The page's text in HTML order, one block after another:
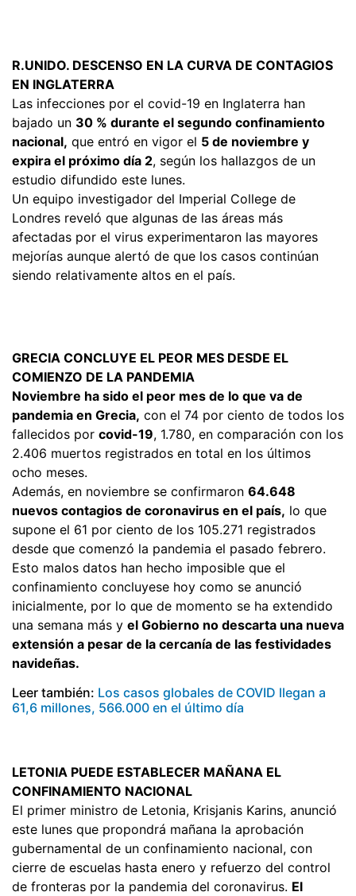
R.UNIDO. DESCENSO EN LA CURVA DE CONTAGIOS
EN INGLATERRA
Las infecciones por el covid-19 en Inglaterra han
bajado un 30 % durante el segundo confinamiento
nacional, que entró en vigor el 5 de noviembre y
expira el próximo día 2, según los hallazgos de un
estudio difundido este lunes.
Un equipo investigador del Imperial College de
Londres reveló que algunas de las áreas más
afectadas por el virus experimentaron las mayores
mejorías aunque alertó de que los casos continúan
siendo relativamente altos en el país.
GRECIA CONCLUYE EL PEOR MES DESDE EL
COMIENZO DE LA PANDEMIA
Noviembre ha sido el peor mes de lo que va de
pandemia en Grecia, con el 74 por ciento de todos los
fallecidos por covid-19, 1.780, en comparación con los
2.406 muertos registrados en total en los últimos
ocho meses.
Además, en noviembre se confirmaron 64.648
nuevos contagios de coronavirus en el país, lo que
supone el 61 por ciento de los 105.271 registrados
desde que comenzó la pandemia el pasado febrero.
Esto malos datos han hecho imposible que el
confinamiento concluyese hoy como se anunció
inicialmente, por lo que de momento se ha extendido
una semana más y el Gobierno no descarta una nueva
extensión a pesar de la cercanía de las festividades
navideñas.
Leer también: Los casos globales de COVID llegan a
61,6 millones, 566.000 en el último día
LETONIA PUEDE ESTABLECER MAÑANA EL
CONFINAMIENTO NACIONAL
El primer ministro de Letonia, Krisjanis Karins, anunció
este lunes que propondrá mañana la aprobación
gubernamental de un confinamiento nacional, con
cierre de escuelas hasta enero y refuerzo del control
de fronteras por la pandemia del coronavirus. El